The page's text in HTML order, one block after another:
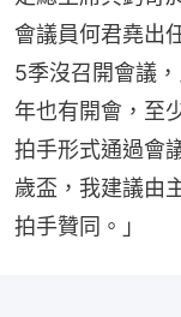
會議員何君堯出
5季沒召開會議
年也有開會，至
拍手形式通過會
歲盃，我建議由
拍手贊同。」